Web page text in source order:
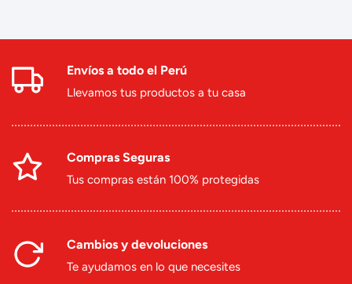
Envíos a todo el Perú
Llevamos tus productos a tu casa
Compras Seguras
Tus compras están 100% protegidas
Cambios y devoluciones
Te ayudamos en lo que necesites